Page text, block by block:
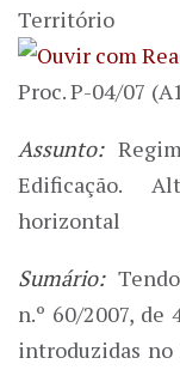
Território
Proc. P-04/07
Assunto:
Edificação.
horizontal
Sumário:
n.º 60/2007, de
introduzidas no